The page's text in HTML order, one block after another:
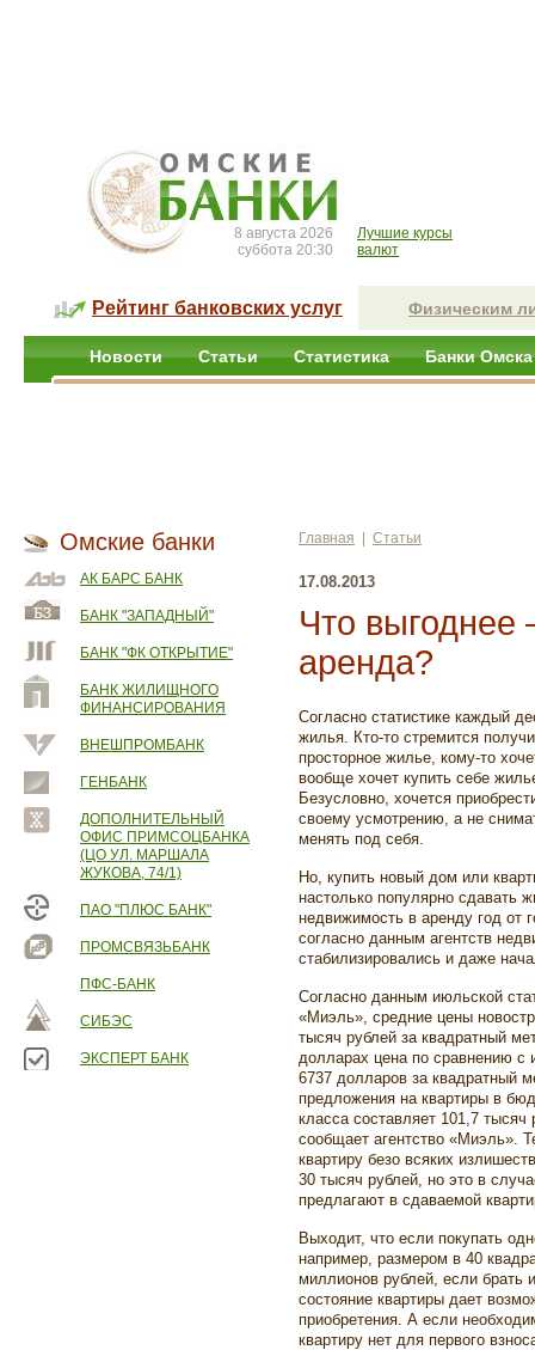
8 августа 2026
суббота 20:30
Лучшие курсы
валют
Рейтинг банковских услуг Физическим
Новости Статьи Статистика Банки Омска
Омские банки
АК БАРС БАНК
БАНК "ЗАПАДНЫЙ"
БАНК "ФК ОТКРЫТИЕ"
БАНК ЖИЛИЩНОГО
ФИНАНСИРОВАНИЯ
ВНЕШПРОМБАНК
ГЕНБАНК
ДОПОЛНИТЕЛЬНЫЙ
ОФИС ПРИМСОЦБАНКА
(ЦО УЛ. МАРШАЛА
ЖУКОВА, 74/1)
ПАО "ПЛЮС БАНК"
ПРОМСВЯЗЬБАНК
ПФС-БАНК
СИБЭС
ЭКСПЕРТ БАНК
Главная Статьи
17.08.2013
Что выгоднее
аренда?
Согласно статистике каждый
жилья. Кто-то стремится
просторное жилье, кому-то
вообще хочет купить себе
Безусловно, хочется
своему усмотрению, а не
менять под себя.
Но, купить новый дом или
настолько популярно сдавать
недвижимость в аренду год от
согласно данным агентств
стабилизировались и даже
Согласно данным июльской
«Миэль», средние цены
тысяч рублей за квадратный
долларах цена по сравнению с
6737 долларов за квадратный
предложения на квартиры в
класса составляет 101,7 тысяч
сообщает агентство «Миэль».
квартиру безо всяких
30 тысяч рублей, но это в
предлагают в сдаваемой
Выходит, что если покупать
например, размером в 40
миллионов рублей, если брать
состояние квартиры дает
приобретения. А если
квартиру нет для первого